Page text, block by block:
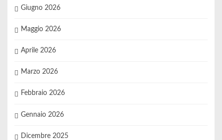
Giugno 2026
Maggio 2026
Aprile 2026
Marzo 2026
Febbraio 2026
Gennaio 2026
Dicembre 2025